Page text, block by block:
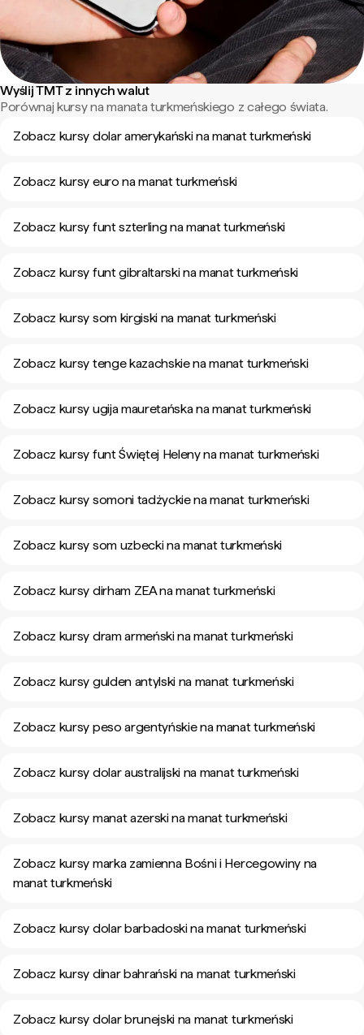
Wyślij TMT z innych walut
Porównaj kursy na manata turkmeńskiego z całego świata.
Zobacz kursy dolar amerykański na manat turkmeński
Zobacz kursy euro na manat turkmeński
Zobacz kursy funt szterling na manat turkmeński
Zobacz kursy funt gibraltarski na manat turkmeński
Zobacz kursy som kirgiski na manat turkmeński
Zobacz kursy tenge kazachskie na manat turkmeński
Zobacz kursy ugija mauretańska na manat turkmeński
Zobacz kursy funt Świętej Heleny na manat turkmeński
Zobacz kursy somoni tadżyckie na manat turkmeński
Zobacz kursy som uzbecki na manat turkmeński
Zobacz kursy dirham ZEA na manat turkmeński
Zobacz kursy dram armeński na manat turkmeński
Zobacz kursy gulden antylski na manat turkmeński
Zobacz kursy peso argentyńskie na manat turkmeński
Zobacz kursy dolar australijski na manat turkmeński
Zobacz kursy manat azerski na manat turkmeński
Zobacz kursy marka zamienna Bośni i Hercegowiny na
manat turkmeński
Zobacz kursy dolar barbadoski na manat turkmeński
Zobacz kursy dinar bahrański na manat turkmeński
Zobacz kursy dolar brunejski na manat turkmeński